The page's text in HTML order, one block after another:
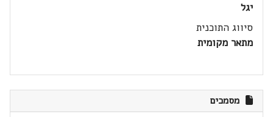
יגל
סיווג התוכנית
מתאר מקומית
מסמכים